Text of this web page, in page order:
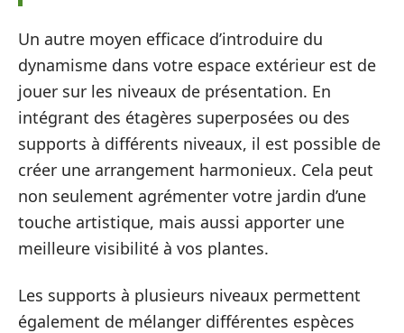
Un autre moyen efficace d’introduire du
dynamisme dans votre espace extérieur est de
jouer sur les niveaux de présentation. En
intégrant des étagères superposées ou des
supports à différents niveaux, il est possible de
créer une arrangement harmonieux. Cela peut
non seulement agrémenter votre jardin d’une
touche artistique, mais aussi apporter une
meilleure visibilité à vos plantes.
Les supports à plusieurs niveaux permettent
également de mélanger différentes espèces